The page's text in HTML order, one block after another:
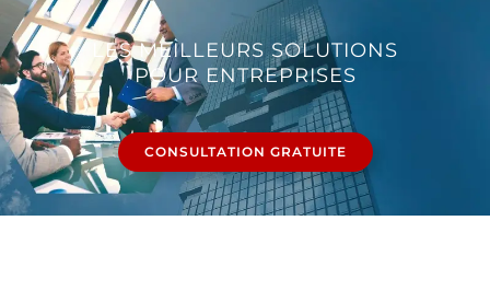
LES MEILLEURS SOLUTIONS
POUR ENTREPRISES
CONSULTATION GRATUITE